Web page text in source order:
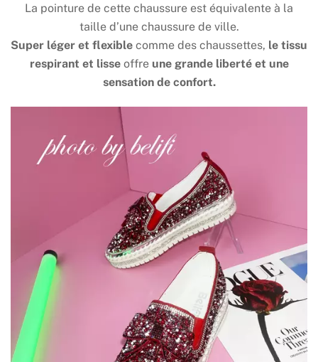
La pointure de cette chaussure est équivalente à la
taille d’une chaussure de ville.
Super léger et flexible comme des chaussettes, le tissu
respirant et lisseoffre une grande liberté et une
sensation de confort.